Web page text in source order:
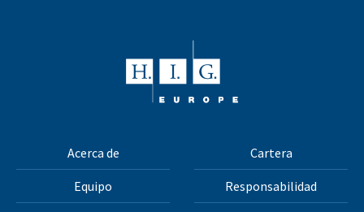
Acerca de Cartera
Equipo Responsabilidad